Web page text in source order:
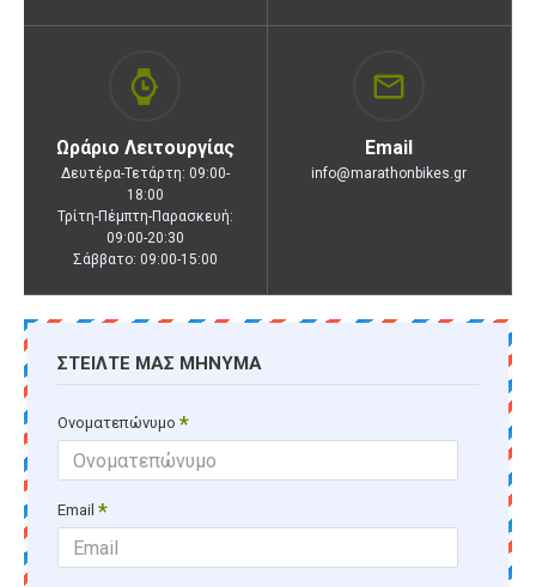
Ωράριο Λειτουργίας
Δευτέρα-Τετάρτη: 09:00-
18:00
Τρίτη-Πέμπτη-Παρασκευή:
09:00-20:30
Σάββατο: 09:00-15:00
Email
info@marathonbikes.gr
ΣΤΕΊΛΤΕ ΜΑΣ ΜΉΝΥΜΑ
Ονοματεπώνυμο
Email